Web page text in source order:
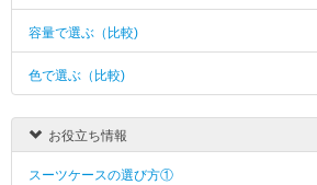
容量で選ぶ（比較)
色で選ぶ（比較)
お役立ち情報
スーツケースの選び方①